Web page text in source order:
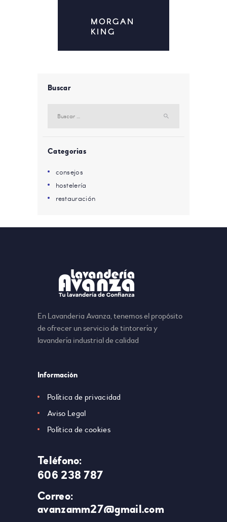
MORGAN
KING
Buscar
Categorias
consejos
hostelería
restauración
En Lavanderia Avanza, tenemos el propósito
de ofrecer un servicio de tintorería y
lavandería industrial de calidad
Información
Política de privacidad
Aviso Legal
Política de cookies
Teléfono:
606 238 787
Correo:
avanzamm27@gmail.com